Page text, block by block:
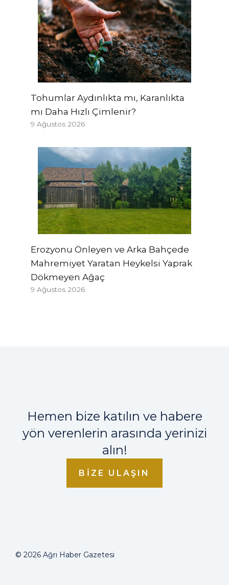
Tohumlar Aydınlıkta mı, Karanlıkta
mı Daha Hızlı Çimlenir?
9 Ağustos 2026
Erozyonu Önleyen ve Arka Bahçede
Mahremiyet Yaratan Heykelsi Yaprak
Dökmeyen Ağaç
9 Ağustos 2026
Hemen bize katılın ve habere
yön verenlerin arasında yerinizi
alın!
BIZE ULAŞIN
© 2026 Ağrı Haber Gazetesi